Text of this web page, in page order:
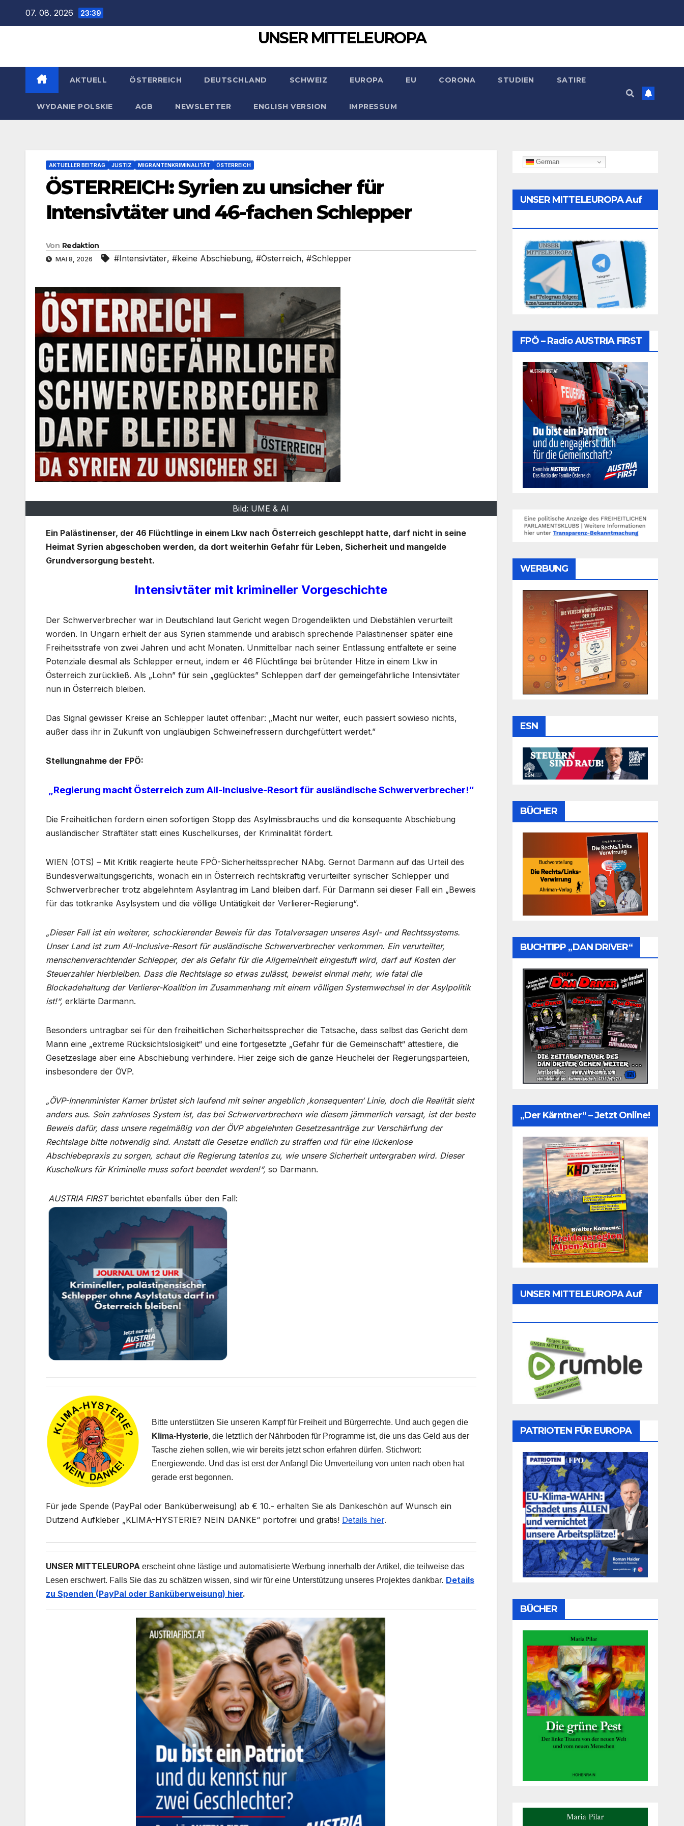
07. 08. 2026 23:39
UNSER MITTELEUROPA
AKTUELL ÖSTERREICH DEUTSCHLAND SCHWEIZ EUROPA EU CORONA STUDIEN SATIRE
WYDANIE POLSKIE AGB NEWSLETTER ENGLISH VERSION IMPRESSUM
AKTUELLER BEITRAG JUSTIZ MIGRANTENKRIMINALITÄT ÖSTERREICH
ÖSTERREICH: Syrien zu unsicher für
Intensivtäter und 46-fachen Schlepper
Von Redaktion
MAI 8, 2026 #Intensivtäter, #keine Abschiebung, #Österreich, #Schlepper
Bild: UME & AI
Ein Palästinenser, der 46 Flüchtlinge in einem Lkw nach Österreich geschleppt hatte, darf nicht in seine
Heimat Syrien abgeschoben werden, da dort weiterhin Gefahr für Leben, Sicherheit und mangelde
Grundversorgung besteht.
Intensivtäter mit krimineller Vorgeschichte
Der Schwerverbrecher war in Deutschland laut Gericht wegen Drogendelikten und Diebstählen verurteilt
worden. In Ungarn erhielt der aus Syrien stammende und arabisch sprechende Palästinenser später eine
Freiheitsstrafe von zwei Jahren und acht Monaten. Unmittelbar nach seiner Entlassung entfaltete er seine
Potenziale diesmal als Schlepper erneut, indem er 46 Flüchtlinge bei brütender Hitze in einem Lkw in
Österreich zurückließ. Als „Lohn” für sein „geglücktes” Schleppen darf der gemeingefährliche Intensivtäter
nun in Österreich bleiben.
Das Signal gewisser Kreise an Schlepper lautet offenbar: „Macht nur weiter, euch passiert sowieso nichts,
außer dass ihr in Zukunft von ungläubigen Schweinefressern durchgefüttert werdet.”
Stellungnahme der FPÖ:
„Regierung macht Österreich zum All-Inclusive-Resort für ausländische Schwerverbrecher!“
Die Freiheitlichen fordern einen sofortigen Stopp des Asylmissbrauchs und die konsequente Abschiebung
ausländischer Straftäter statt eines Kuschelkurses, der Kriminalität fördert.
WIEN (OTS) – Mit Kritik reagierte heute FPÖ-Sicherheitssprecher NAbg. Gernot Darmann auf das Urteil des
Bundesverwaltungsgerichts, wonach ein in Österreich rechtskräftig verurteilter syrischer Schlepper und
Schwerverbrecher trotz abgelehntem Asylantrag im Land bleiben darf. Für Darmann sei dieser Fall ein „Beweis
für das totkranke Asylsystem und die völlige Untätigkeit der Verlierer-Regierung“.
„Dieser Fall ist ein weiterer, schockierender Beweis für das Totalversagen unseres Asyl- und Rechtssystems.
Unser Land ist zum All-Inclusive-Resort für ausländische Schwerverbrecher verkommen. Ein verurteilter,
menschenverachtender Schlepper, der als Gefahr für die Allgemeinheit eingestuft wird, darf auf Kosten der
Steuerzahler hierbleiben. Dass die Rechtslage so etwas zulässt, beweist einmal mehr, wie fatal die
Blockadehaltung der Verlierer-Koalition im Zusammenhang mit einem völligen Systemwechsel in der Asylpolitik
ist!“, erklärte Darmann.
Besonders untragbar sei für den freiheitlichen Sicherheitssprecher die Tatsache, dass selbst das Gericht dem
Mann eine „extreme Rücksichtslosigkeit“ und eine fortgesetzte „Gefahr für die Gemeinschaft“ attestiere, die
Gesetzeslage aber eine Abschiebung verhindere. Hier zeige sich die ganze Heuchelei der Regierungsparteien,
insbesondere der ÖVP.
„ÖVP-Innenminister Karner brüstet sich laufend mit seiner angeblich ‚konsequenten‘ Linie, doch die Realität sieht
anders aus. Sein zahnloses System ist, das bei Schwerverbrechern wie diesem jämmerlich versagt, ist der beste
Beweis dafür, dass unsere regelmäßig von der ÖVP abgelehnten Gesetzesanträge zur Verschärfung der
Rechtslage bitte notwendig sind. Anstatt die Gesetze endlich zu straffen und für eine lückenlose
Abschiebepraxis zu sorgen, schaut die Regierung tatenlos zu, wie unsere Sicherheit untergraben wird. Dieser
Kuschelkurs für Kriminelle muss sofort beendet werden!“, so Darmann.
AUSTRIA FIRSTberichtet ebenfalls über den Fall:
Bitte unterstützen Sie unseren Kampf für Freiheit und Bürgerrechte. Und auch gegen die
Klima-Hysterie, die letztlich der Nährboden für Programme ist, die uns das Geld aus der
Tasche ziehen sollen, wie wir bereits jetzt schon erfahren dürfen. Stichwort:
Energiewende. Und das ist erst der Anfang! Die Umverteilung von unten nach oben hat
gerade erst begonnen.
Für jede Spende (PayPal oder Banküberweisung) ab € 10.- erhalten Sie als Dankeschön auf Wunsch ein
Dutzend Aufkleber „KLIMA-HYSTERIE? NEIN DANKE“ portofrei und gratis! Details hier.
UNSER MITTELEUROPA erscheint ohne lästige und automatisierte Werbung innerhalb der Artikel, die teilweise das
Lesen erschwert. Falls Sie das zu schätzen wissen, sind wir für eine Unterstützung unseres Projektes dankbar. Details
zu Spenden (PayPal oder Banküberweisung) hier.
German
UNSER MITTELEUROPA Auf
FPÖ – Radio AUSTRIA FIRST
WERBUNG
ESN
BÜCHER
BUCHTIPP „DAN DRIVER“
„Der Kärntner“ – Jetzt Online!
UNSER MITTELEUROPA Auf
PATRIOTEN FÜR EUROPA
BÜCHER